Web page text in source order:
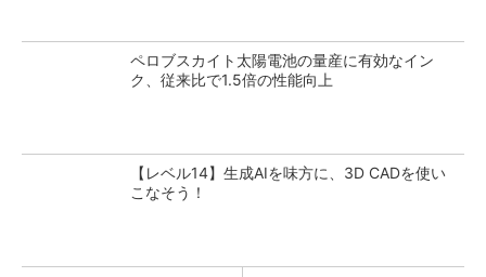
ペロブスカイト太陽電池の量産に有効なイン
ク、従来比で1.5倍の性能向上
【レベル14】生成AIを味方に、3D CADを使い
こなそう！